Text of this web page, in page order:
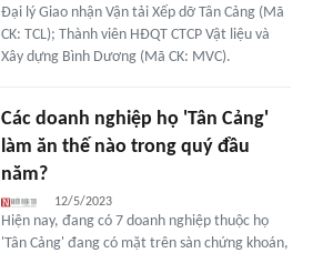
Đại lý Giao nhận Vận tải Xếp dỡ Tân Cảng (Mã
CK: TCL); Thành viên HĐQT CTCP Vật liệu và
Xây dựng Bình Dương (Mã CK: MVC).
Các doanh nghiệp họ 'Tân Cảng'
làm ăn thế nào trong quý đầu
năm?
12/5/2023
Hiện nay, đang có 7 doanh nghiệp thuộc họ
'Tân Cảng' đang có mặt trên sàn chứng khoán,